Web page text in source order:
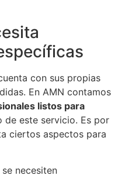
con sus propias
En AMN contamos
listos para
de este servicio. Es por
ciertos aspectos para
necesiten